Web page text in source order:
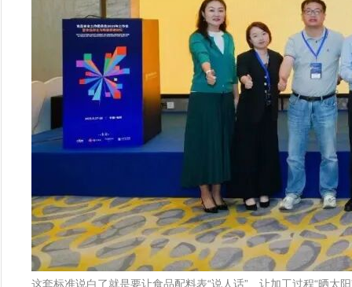
这套标准说白了就是要让食品配料表“说人话”、让加工过程“晒太